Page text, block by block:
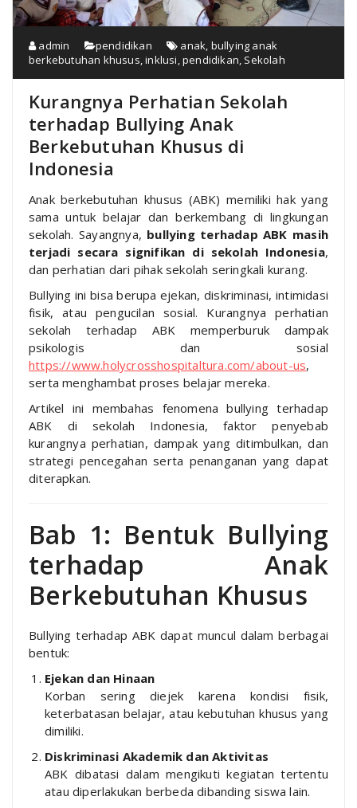
admin pendidikan anak, bullying anak
berkebutuhan khusus,inklusi,pendidikan, Sekolah
Kurangnya Perhatian Sekolah
terhadap Bullying Anak
Berkebutuhan Khusus di
Indonesia
Anak berkebutuhan khusus (ABK) memiliki hak yang
sama untuk belajar dan berkembang di lingkungan
sekolah. Sayangnya, bullying terhadap ABK masih
terjadi secara signifikan di sekolah Indonesia,
dan perhatian dari pihak sekolah seringkali kurang.
Bullying ini bisa berupa ejekan, diskriminasi, intimidasi
fisik, atau pengucilan sosial. Kurangnya perhatian
sekolah terhadap ABK memperburuk dampak
psikologis dan sosial
https://www.holycrosshospitaltura.com/about-us,
serta menghambat proses belajar mereka.
Artikel ini membahas fenomena bullying terhadap
ABK di sekolah Indonesia, faktor penyebab
kurangnya perhatian, dampak yang ditimbulkan, dan
strategi pencegahan serta penanganan yang dapat
diterapkan.
Bab 1: Bentuk Bullying
terhadap Anak
Berkebutuhan Khusus
Bullying terhadap ABK dapat muncul dalam berbagai
bentuk:
Ejekan dan Hinaan
Korban sering diejek karena kondisi fisik,
keterbatasan belajar, atau kebutuhan khusus yang
dimiliki.
Diskriminasi Akademik dan Aktivitas
ABK dibatasi dalam mengikuti kegiatan tertentu
atau diperlakukan berbeda dibanding siswa lain.